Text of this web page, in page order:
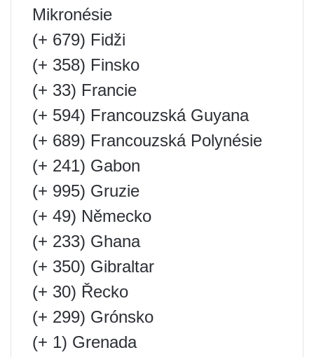
Mikronésie
(+ 679) Fidži
(+ 358) Finsko
(+ 33) Francie
(+ 594) Francouzská Guyana
(+ 689) Francouzská Polynésie
(+ 241) Gabon
(+ 995) Gruzie
(+ 49) Německo
(+ 233) Ghana
(+ 350) Gibraltar
(+ 30) Řecko
(+ 299) Grónsko
(+ 1) Grenada